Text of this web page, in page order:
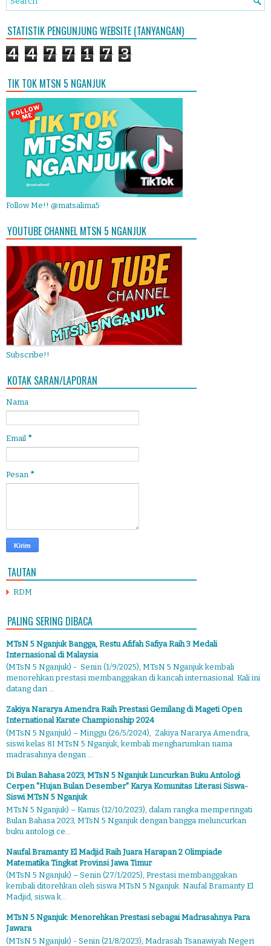
STATISTIK PENGUNJUNG WEBSITE (TANYANGAN)
4 4 7 7 1 7 3
TIK TOK MTSN 5 NGANJUK
Follow Me!! @matsalima5
YOUTUBE CHANNEL MTSN 5 NGANJUK
Subscribe!!
KOTAK SARAN/LAPORAN
Nama
Email *
Pesan *
TAUTAN
RDM
PALING SERING DIBACA
MTsN 5 Nganjuk Bangga, Restu Afifah Safiya Raih 3 Medali
Internasional di Malaysia
(MTsN 5 Nganjuk) - Senin (1/9/2025), MTsN 5 Nganjuk kembali
menorehkan prestasi membanggakan di kancah internasional. Kali ini
datang dari ...
Zakiya Nararya Amendra Raih Prestasi Gemilang di Mageti Open
International Karate Championship 2024
(MTsN 5 Nganjuk) – Minggu (26/5/2024), Zakiya Nararya Amendra,
siswi kelas 8I MTsN 5 Nganjuk, kembali mengharumkan nama
madrasahnya dengan ...
Di Bulan Bahasa 2023, MTsN 5 Nganjuk Luncurkan Buku Antologi
Cerpen "Hujan Bulan Desember" Karya Komunitas Literasi Siswa-
Siswi MTsN 5 Nganjuk
MTsN 5 Nganjuk) – Kamis (12/10/2023), dalam rangka memperingati
Bulan Bahasa 2023, MTsN 5 Nganjuk dengan bangga meluncurkan
buku antologi ce...
Naufal Bramanty El Madjid Raih Juara Harapan 2 Olimpiade
Matematika Tingkat Provinsi Jawa Timur
(MTsN 5 Nganjuk) – Senin (27/1/2025), Prestasi membanggakan
kembali ditorehkan oleh siswa MTsN 5 Nganjuk. Naufal Bramanty El
Madjid, siswa k...
MTsN 5 Nganjuk: Menorehkan Prestasi sebagai Madrasahnya Para
Jawara
(MTsN 5 Nganjuk) - Senin (21/8/2023), Madrasah Tsanawiyah Negeri